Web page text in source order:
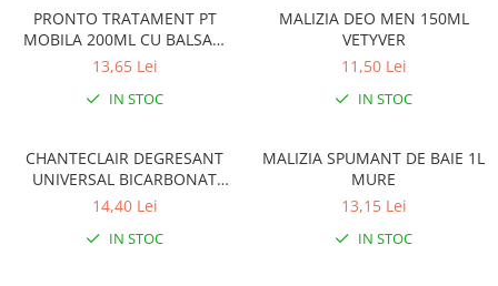
PRONTO TRATAMENT PT
MOBILA 200ML CU BALSAM
CEARA DE ALBINE
13,65 Lei
IN STOC
MALIZIA DEO MEN 150ML
VETYVER
11,50 Lei
IN STOC
CHANTECLAIR DEGRESANT
UNIVERSAL BICARBONAT
600ML CU PULVERIZATOR
14,40 Lei
IN STOC
MALIZIA SPUMANT DE BAIE 1L
MURE
13,15 Lei
IN STOC